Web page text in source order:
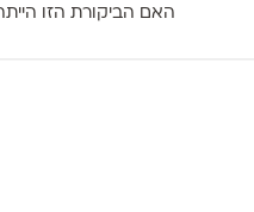
האם הביקורת הזו